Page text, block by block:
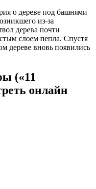
о дереве под башнями
из-за
дерева почти
слоем пепла. Спустя
дереве вновь появились
(«11
онлайн